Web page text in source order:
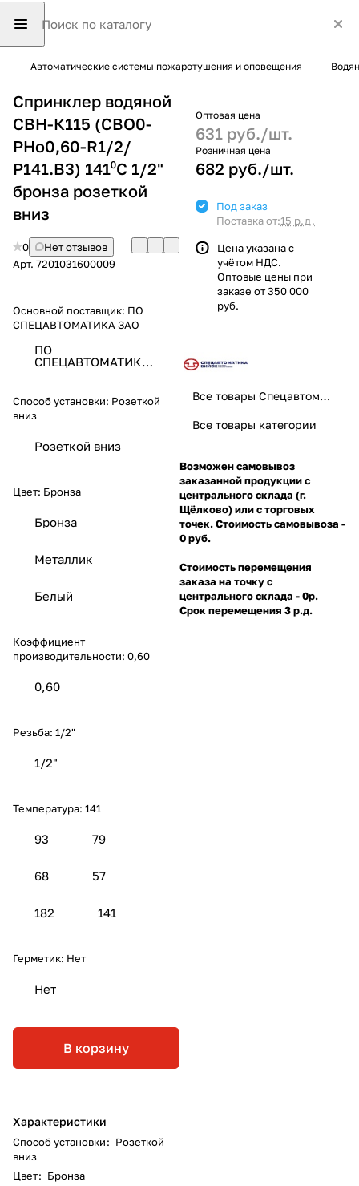
Автоматические системы пожаротушения и оповещения
Спринклер водяной
СВН-К115 (СВО0-
РНо0,60-R1/2/
Р141.В3) 141⁰С 1/2"
бронза розеткой
вниз
0
Нет отзывов
Арт. 7201031600009
Основной поставщик: ПО
СПЕЦАВТОМАТИКА ЗАО
ПО
СПЕЦАВТОМАТИКА
Способ установки: Розеткой
вниз
Розеткой вниз
Цвет: Бронза
Бронза
Металлик
Белый
Коэффициент
производительности: 0,60
0,60
Резьба: 1/2"
1/2"
Температура: 141
93 79
68 57
182 141
Герметик: Нет
Нет
В корзину
Характеристики
Способ установки: Розеткой
вниз
Цвет: Бронза
Оптовая цена
631 руб./шт.
Розничная цена
682 руб./шт.
Под заказ
Поставка от:15 р.д.
Цена указана с
учётом НДС.
Оптовые цены при
заказе от 350 000
руб.
Все товары Спецавтоматика
Все товары категории
Возможен самовывоз
заказанной продукции с
центрального склада (г.
Щёлково) или с торговых
точек. Стоимость самовывоза -
0 руб.
Стоимость перемещения
заказа на точку с
центрального склада - 0р.
Срок перемещения 3 р.д.